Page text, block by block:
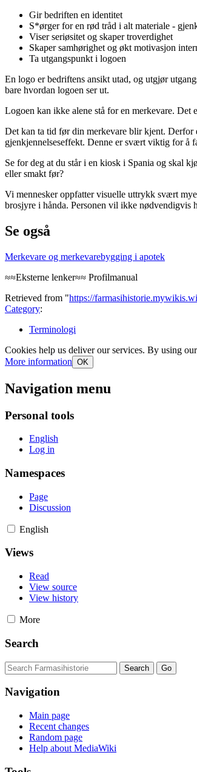
Gir bedriften en identitet
S*ørger for en rød tråd i alt materiale -
Viser seriøsitet og skaper troverdighet
Skaper samhørighet og økt motivasjon
Ta utgangspunkt i logoen
En logo er bedriftens ansikt utad, og utgjør
bare hvordan logoen ser ut.
Logoen kan ikke alene stå for en merkevare. Det
Det kan ta tid før din merkevare blir kjent. Derfor
gjenkjennelseseffekt. Denne er svært viktig for å
Se for deg at du står i en kiosk i Spania og skal
eller smakt før?
Vi mennesker oppfatter visuelle uttrykk svært
brosjyre i hånda. Personen vil ikke nødvendigvis
Se også
Merkevare og merkevarebygging i apotek
≈≈Eksterne lenker≈≈ Profilmanual
Retrieved from "https://
Category:
Terminologi
Cookies help us deliver our services. By using
More information OK
Navigation menu
Personal tools
English
Log in
Namespaces
Page
Discussion
English
Views
Read
View source
View history
More
Search
Navigation
Main page
Recent changes
Random page
Help about MediaWiki